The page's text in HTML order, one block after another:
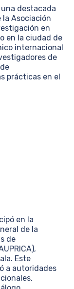
destacada
la Asociación
en
en la ciudad de
internacional
de
prácticas en el
en la
de la
de
Este
a autoridades